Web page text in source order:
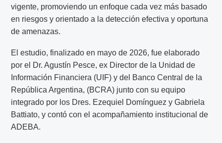
vigente, promoviendo un enfoque cada vez más basado
en riesgos y orientado a la detección efectiva y oportuna
de amenazas.
El estudio, finalizado en mayo de 2026, fue elaborado
por el Dr. Agustín Pesce, ex Director de la Unidad de
Información Financiera (UIF) y del Banco Central de la
República Argentina, (BCRA) junto con su equipo
integrado por los Dres. Ezequiel Domínguez y Gabriela
Battiato, y contó con el acompañamiento institucional de
ADEBA.